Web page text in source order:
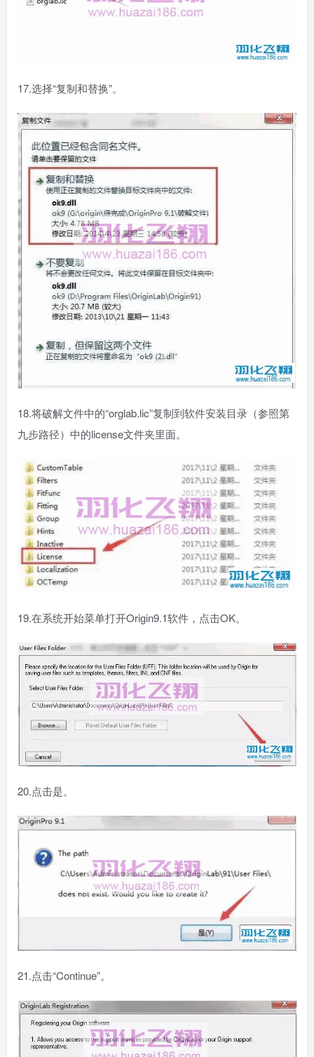
17.选择“复制和替换”。
18.将破解文件中的“orglab.lic”复制到软件安装目录（参照第
九步路径）中的license文件夹里面。
19.在系统开始菜单打开Origin9.1软件，点击OK。
20.点击是。
21.点击“Continue”。